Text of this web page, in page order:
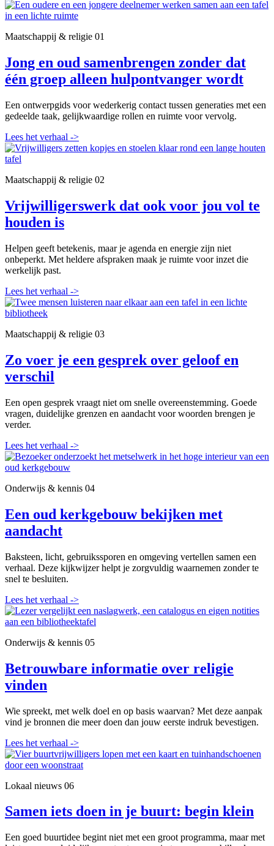
Maatschappij & religie 01
Jong en oud samenbrengen zonder dat
één groep alleen hulpontvanger wordt
Een ontwerpgids voor wederkerig contact tussen generaties met een
gedeelde taak, gelijkwaardige rollen en ruimte voor vervolg.
Lees het verhaal ->
Maatschappij & religie 02
Vrijwilligerswerk dat ook voor jou vol te
houden is
Helpen geeft betekenis, maar je agenda en energie zijn niet
onbeperkt. Met heldere afspraken maak je ruimte voor inzet die
werkelijk past.
Lees het verhaal ->
Maatschappij & religie 03
Zo voer je een gesprek over geloof en
verschil
Een open gesprek vraagt niet om snelle overeenstemming. Goede
vragen, duidelijke grenzen en aandacht voor woorden brengen je
verder.
Lees het verhaal ->
Onderwijs & kennis 04
Een oud kerkgebouw bekijken met
aandacht
Baksteen, licht, gebruikssporen en omgeving vertellen samen een
verhaal. Deze kijkwijzer helpt je zorgvuldig waarnemen zonder te
snel te besluiten.
Lees het verhaal ->
Onderwijs & kennis 05
Betrouwbare informatie over religie
vinden
Wie spreekt, met welk doel en op basis waarvan? Met deze aanpak
vind je bronnen die meer doen dan jouw eerste indruk bevestigen.
Lees het verhaal ->
Lokaal nieuws 06
Samen iets doen in je buurt: begin klein
Een goed buurtidee begint niet met een groot programma, maar met